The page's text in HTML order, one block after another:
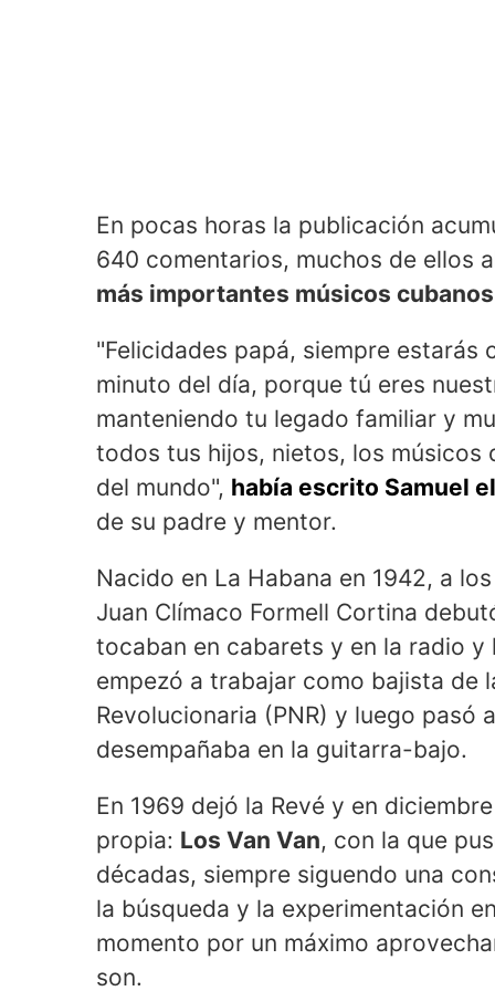
En pocas horas la publicación
640 comentarios, muchos de ellos
más importantes músicos
"Felicidades papá, siempre
minuto del día, porque tú eres
manteniendo tu legado familiar y
todos tus hijos, nietos, los músicos
del mundo", había escrito Samuel
de su padre y mentor.
Nacido en La Habana en 1942, a
Juan Clímaco Formell Cortina
tocaban en cabarets y en la radio y
empezó a trabajar como bajista de
Revolucionaria (PNR) y luego pasó
desempañaba en la guitarra-bajo.
En 1969 dejó la Revé y en
propia: Los Van Van, con la que
décadas, siempre siguendo una
la búsqueda y la experimentación
momento por un máximo
son.